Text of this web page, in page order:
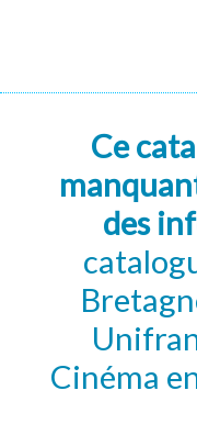
Ce
des
Cinéma